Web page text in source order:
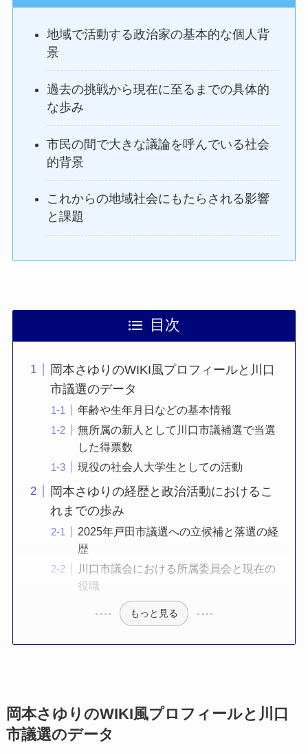
地域で活動する政治家の基本的な個人背
景
過去の挑戦から現在に至るまでの具体的
な歩み
市民の間で大きな議論を呼んでいる社会
的背景
これからの地域社会にもたらされる影響
と課題
目次
岡本さゆりのWIKI風プロフィールと川口
市議選のデータ
年齢や生年月日などの基本情報
無所属の新人として川口市議補選で当選
した得票数
現役の社会人大学生としての活動
岡本さゆりの経歴と政治活動におけるこ
れまでの歩み
2025年戸田市議選への立候補と落選の経
歴
川口市議会における所属委員会と現在の
役職
もっと見る
岡本さゆりのWIKI風プロフィールと川口
市議選のデータ